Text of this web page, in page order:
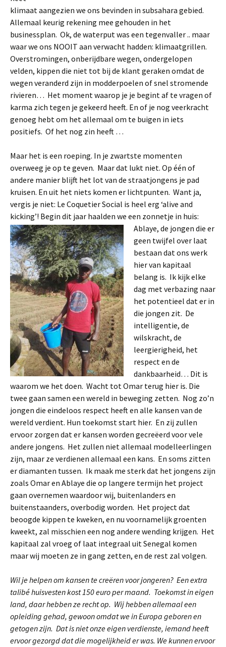
klimaat aangezien we ons bevinden in subsahara gebied.
Allemaal keurig rekening mee gehouden in het
businessplan. Ok, de waterput was een tegenvaller .. maar
waar we ons NOOIT aan verwacht hadden: klimaatgrillen.
Overstromingen, onberijdbare wegen, ondergelopen
velden, kippen die niet tot bij de klant geraken omdat de
wegen veranderd zijn in modderpoelen of snel stromende
rivieren… Het moment waarop je je begint af te vragen of
karma zich tegen je gekeerd heeft. En of je nog veerkracht
genoeg hebt om het allemaal om te buigen in iets
positiefs. Of het nog zin heeft …
Maar het is een roeping. In je zwartste momenten
overweeg je op te geven. Maar dat lukt niet. Op één of
andere manier blijft het lot van de straatjongens je pad
kruisen. En uit het niets komen er lichtpunten. Want ja,
vergis je niet: Le Coquetier Social is heel erg ‘alive and
kicking’! Begin dit jaar haalden we een zonnetje in huis:
Ablaye, de jongen die er
geen twijfel over laat
bestaan dat ons werk
hier van kapitaal
belang is. Ik kijk elke
dag met verbazing naar
het potentieel dat er in
die jongen zit. De
intelligentie, de
wilskracht, de
leergierigheid, het
respect en de
dankbaarheid… Dit is
waarom we het doen. Wacht tot Omar terug hier is. Die
twee gaan samen een wereld in beweging zetten. Nog zo’n
jongen die eindeloos respect heeft en alle kansen van de
wereld verdient. Hun toekomst start hier. En zij zullen
ervoor zorgen dat er kansen worden gecreëerd voor vele
andere jongens. Het zullen niet allemaal modelleerlingen
zijn, maar ze verdienen allemaal een kans. En soms zitten
er diamanten tussen. Ik maak me sterk dat het jongens zijn
zoals Omar en Ablaye die op langere termijn het project
gaan overnemen waardoor wij, buitenlanders en
buitenstaanders, overbodig worden. Het project dat
beoogde kippen te kweken, en nu voornamelijk groenten
kweekt, zal misschien een nog andere wending krijgen. Het
kapitaal zal vroeg of laat integraal uit Senegal komen
maar wij moeten ze in gang zetten, en de rest zal volgen.
Wil je helpen om kansen te creëren voor jongeren? Een extra
talibé huisvesten kost 150 euro per maand. Toekomst in eigen
land, daar hebben ze recht op. Wij hebben allemaal een
opleiding gehad, gewoon omdat we in Europa geboren en
getogen zijn. Dat is niet onze eigen verdienste, iemand heeft
ervoor gezorgd dat die mogelijkheid er was. We kunnen ervoor